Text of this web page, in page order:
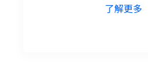
了解更多